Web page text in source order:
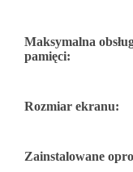
Maksymalna
pamięci:
Rozmiar ekranu:
Zainstalowane